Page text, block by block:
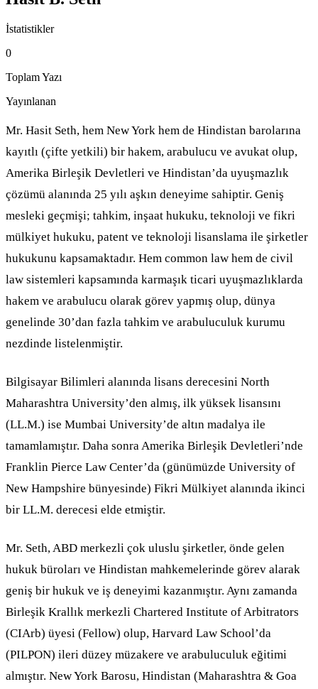
İstatistikler
0
Toplam Yazı
Yayınlanan
Mr. Hasit Seth, hem New York hem de Hindistan barolarına
kayıtlı (çifte yetkili) bir hakem, arabulucu ve avukat olup,
Amerika Birleşik Devletleri ve Hindistan’da uyuşmazlık
çözümü alanında 25 yılı aşkın deneyime sahiptir. Geniş
mesleki geçmişi; tahkim, inşaat hukuku, teknoloji ve fikri
mülkiyet hukuku, patent ve teknoloji lisanslama ile şirketler
hukukunu kapsamaktadır. Hem common law hem de civil
law sistemleri kapsamında karmaşık ticari uyuşmazlıklarda
hakem ve arabulucu olarak görev yapmış olup, dünya
genelinde 30’dan fazla tahkim ve arabuluculuk kurumu
nezdinde listelenmiştir.
Bilgisayar Bilimleri alanında lisans derecesini North
Maharashtra University’den almış, ilk yüksek lisansını
(LL.M.) ise Mumbai University’de altın madalya ile
tamamlamıştır. Daha sonra Amerika Birleşik Devletleri’nde
Franklin Pierce Law Center’da (günümüzde University of
New Hampshire bünyesinde) Fikri Mülkiyet alanında ikinci
bir LL.M. derecesi elde etmiştir.
Mr. Seth, ABD merkezli çok uluslu şirketler, önde gelen
hukuk büroları ve Hindistan mahkemelerinde görev alarak
geniş bir hukuk ve iş deneyimi kazanmıştır. Aynı zamanda
Birleşik Krallık merkezli Chartered Institute of Arbitrators
(CIArb) üyesi (Fellow) olup, Harvard Law School’da
(PILPON) ileri düzey müzakere ve arabuluculuk eğitimi
almıştır. New York Barosu, Hindistan (Maharashtra & Goa